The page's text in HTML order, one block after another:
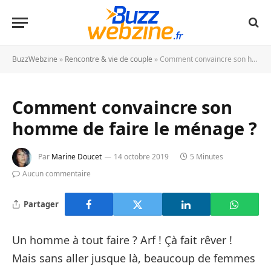
BuzzWebzine » Rencontre & vie de couple » Comment convaincre son homme de faire le ménage ?
Comment convaincre son
homme de faire le ménage ?
Par Marine Doucet 14 octobre 2019
5 Minutes
Aucun commentaire
Partager
Un homme à tout faire ? Arf ! Çà fait rêver !
Mais sans aller jusque là, beaucoup de femmes